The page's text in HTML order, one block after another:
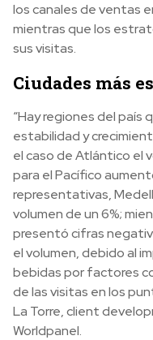
los canales de ventas
mientras que los
sus visitas.
Ciudades más
“Hay regiones del país
estabilidad y
el caso de Atlántico el
para el Pacífico
representativas,
volumen de un 6%;
presentó cifras
el volumen, debido al
bebidas por factores
de las visitas en los
La Torre, client
Worldpanel.